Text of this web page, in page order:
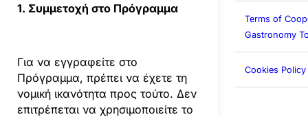
1. Συμμετοχή στο Πρόγραμμα
Για να εγγραφείτε στο
Πρόγραμμα, πρέπει να έχετε τη
νομική ικανότητα προς τούτο. Δεν
επιτρέπεται να χρησιμοποιείτε το
Terms of
Gastronomy
Cookies Policy